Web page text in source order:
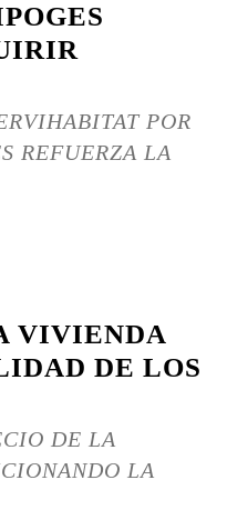
POR
REFUERZA LA
VIVIENDA
DE LOS
DE LA
LA